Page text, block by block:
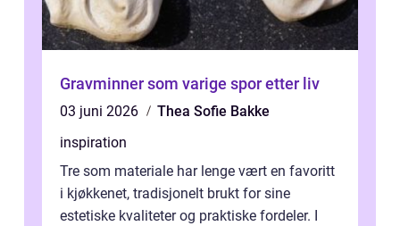
Gravminner som varige spor etter liv
03 juni 2026
Thea Sofie Bakke
inspiration
Tre som materiale har lenge vært en favoritt
i kjøkkenet, tradisjonelt brukt for sine
estetiske kvaliteter og praktiske fordeler. I